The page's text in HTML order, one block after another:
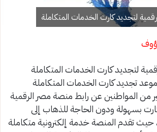
لتجديد كارت الخدمات المتكاملة
لتجديد كارت الخدمات المتكاملة
موعد تجديد كارت الخدمات المتكاملة
من المواطنين عن رابط منصة مصر الرقمية
بسهولة ودون الحاجة للذهاب إلى
حيث تقدم المنصة خدمة إلكترونية متكاملة